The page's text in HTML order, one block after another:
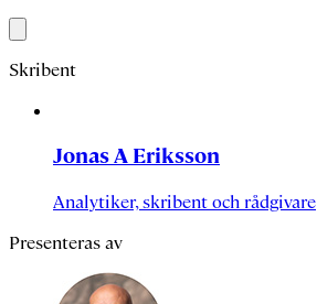
Skribent
Jonas A Eriksson
Analytiker, skribent och rådgivare
Presenteras av